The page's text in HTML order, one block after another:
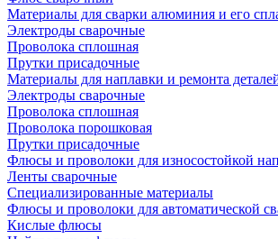
Материалы для сварки алюминия и его
Электроды сварочные
Проволока сплошная
Прутки присадочные
Материалы для наплавки и ремонта
Электроды сварочные
Проволока сплошная
Проволока порошковая
Прутки присадочные
Флюсы и проволоки для износостойкой
Ленты сварочные
Специализированные материалы
Флюсы и проволоки для автоматической
Кислые флюсы